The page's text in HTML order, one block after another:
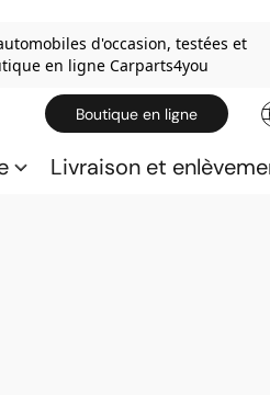
d'occasion, testées et
en ligne Carparts4you
Boutique en ligne
Livraison et